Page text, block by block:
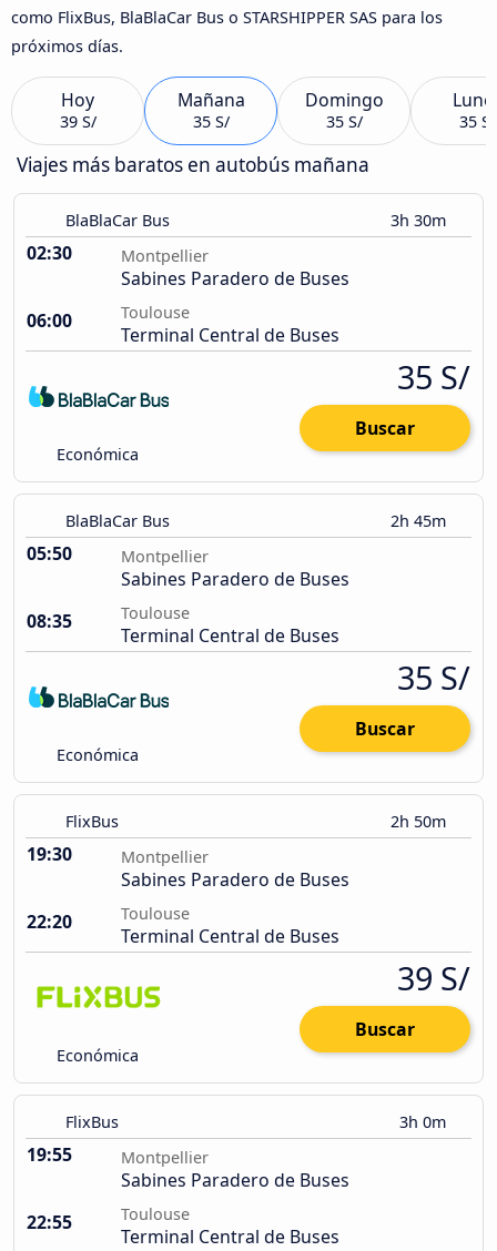
como FlixBus, BlaBlaCar Bus o STARSHIPPER SAS para los
próximos días.
Hoy
39 S/
Mañana
35 S/
Domingo
35 S/ 35 S/
Viajes más baratos en autobús mañana
BlaBlaCar Bus 3h 30m
02:30 Montpellier
Sabines Paradero de Buses
06:00
Toulouse
Terminal Central de Buses
Económica
35 S/
Buscar
BlaBlaCar Bus 2h 45m
05:50 Montpellier
Sabines Paradero de Buses
08:35
Toulouse
Terminal Central de Buses
Económica
35 S/
Buscar
FlixBus 2h 50m
19:30 Montpellier
Sabines Paradero de Buses
22:20
Toulouse
Terminal Central de Buses
Económica
39 S/
Buscar
FlixBus 3h 0m
19:55 Montpellier
Sabines Paradero de Buses
22:55
Toulouse
Terminal Central de Buses